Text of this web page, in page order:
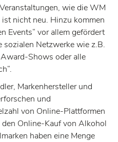
wie die WM
nicht neu. Hinzu kommen
Events“ vor allem gefördert
sozialen Netzwerke wie z.B.
Shows oder alle
Markenhersteller und
und
von Online-Plattformen
Online-Kauf von Alkohol
haben eine Menge